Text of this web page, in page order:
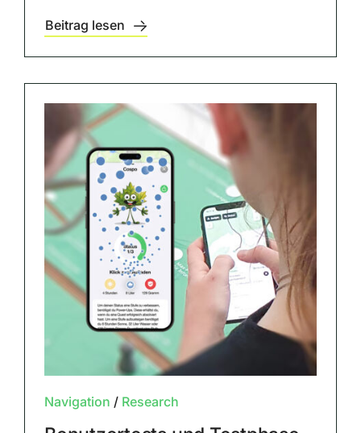
Beitrag lesen
Navigation / Research